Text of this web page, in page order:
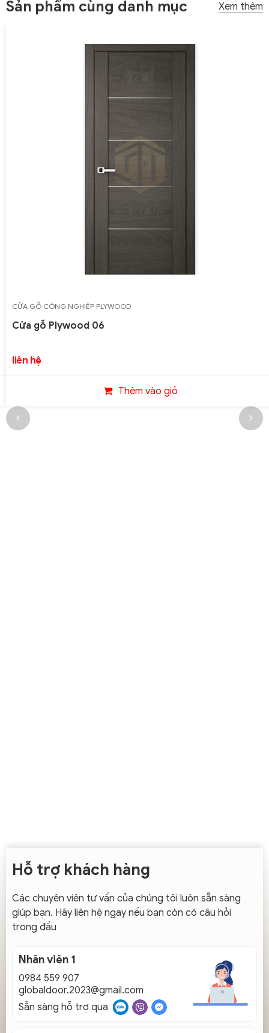
Sản phẩm cùng danh mục Xem thêm
CỬA GỖ CÔNG NGHIỆP PLYWOOD
Cửa gỗ Plywood 06
liên hệ
Thêm vào giỏ
Hỗ trợ khách hàng
Các chuyên viên tư vấn của chúng tôi luôn sẵn sàng
giúp bạn. Hãy liên hệ ngay nếu bạn còn có câu hỏi
trong đầu
Nhân viên 1
0984 559 907
globaldoor.2023@gmail.com
Sẵn sàng hỗ trợ qua